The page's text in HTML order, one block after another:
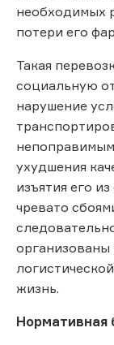
необходимых
потери его
Такая
социальную
нарушение
ухудшения
изъятия его
чревато
жизнь.
Нормативная